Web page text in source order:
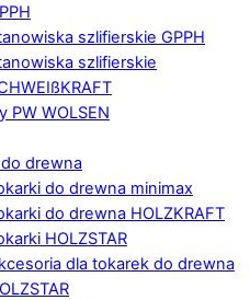
szlifierskie GPPH
szlifierskie
PW WOLSEN
drewna
do drewna minimax
do drewna HOLZKRAFT
HOLZSTAR
dla tokarek do drewna